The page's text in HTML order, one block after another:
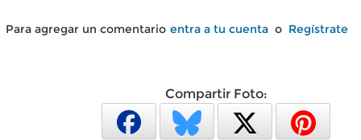
Para agregar un comentario entra a tu cuenta o Regístrate
Compartir Foto: